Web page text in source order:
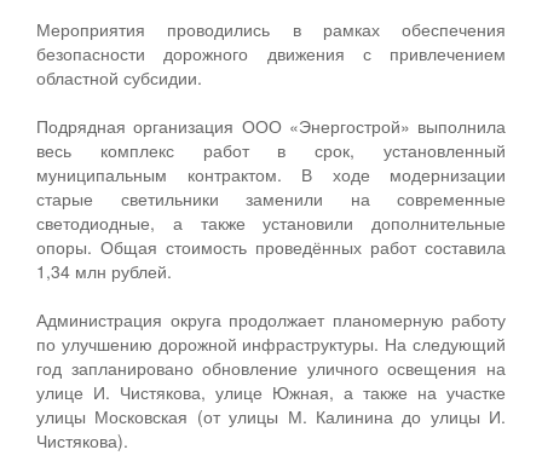
Мероприятия проводились в рамках обеспечения
безопасности дорожного движения с привлечением
областной субсидии.
Подрядная организация ООО «Энергострой» выполнила
весь комплекс работ в срок, установленный
муниципальным контрактом. В ходе модернизации
старые светильники заменили на современные
светодиодные, а также установили дополнительные
опоры. Общая стоимость проведённых работ составила
1,34 млн рублей.
Администрация округа продолжает планомерную работу
по улучшению дорожной инфраструктуры. На следующий
год запланировано обновление уличного освещения на
улице И. Чистякова, улице Южная, а также на участке
улицы Московская (от улицы М. Калинина до улицы И.
Чистякова).